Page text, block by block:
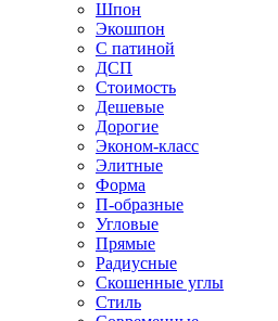
Шпон
Экошпон
С патиной
ДСП
Стоимость
Дешевые
Дорогие
Эконом-класс
Элитные
Форма
П-образные
Угловые
Прямые
Радиусные
Скошенные углы
Стиль